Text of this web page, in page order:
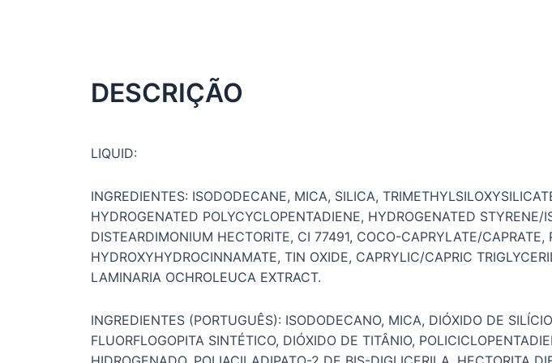
DESCRIÇÃO
LIQUID:
INGREDIENTES: ISODODECANE, MICA, SILICA,
HYDROGENATED POLYCYCLOPENTADIENE, HYDROGENATED
DISTEARDIMONIUM HECTORITE, CI 77491, COCO-CAPRYLATE/
HYDROXYHYDROCINNAMATE, TIN OXIDE, CAPRYLIC/CAPRIC
LAMINARIA OCHROLEUCA EXTRACT.
INGREDIENTES (PORTUGUÊS): ISODODECANO, MICA, DIÓXIDO DE
FLUORFLOGOPITA SINTÉTICO, DIÓXIDO DE TITÂNIO,